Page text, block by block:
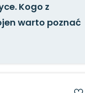
Kogo z
warto poznać